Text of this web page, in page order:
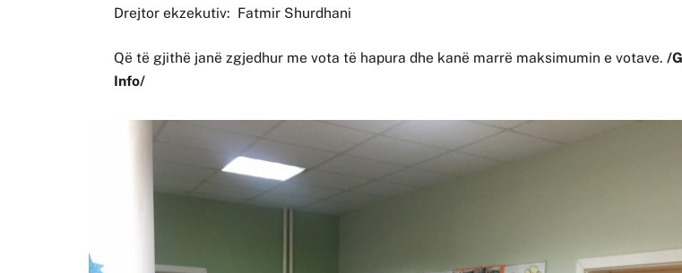
Drejtor ekzekutiv: Fatmir Shurdhani
Që të gjithë janë zgjedhur me vota të hapura dhe kanë marrë maksimumin e votave./
Info/